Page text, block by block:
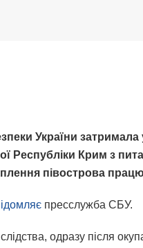
України затримала
Республіки Крим з
півострова
пресслужба СБУ.
одразу після